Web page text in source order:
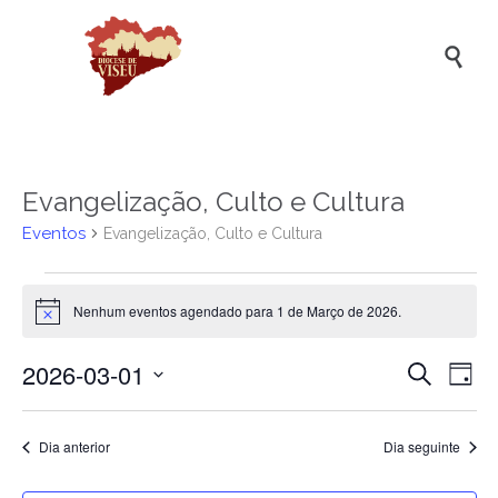

Evangelização, Culto e Cultura
Eventos Evangelização, Culto e Cultura
Eventos
for
de
Março
de
2026
Aviso Nenhum eventos agendado para 1 de Março de 2026.
de
Pesquisar
de
Dia
2026-03-01
data.Dia anterior Dia seguinte